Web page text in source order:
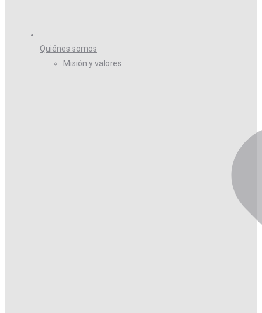
Quiénes somos
Misión y valores